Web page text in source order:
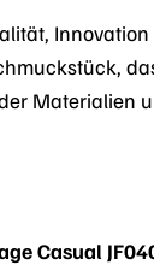
Materialien
Casual